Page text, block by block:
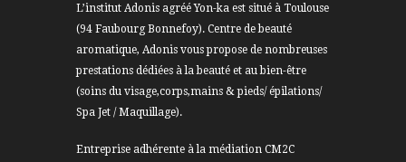
L’institut Adonis agréé Yon-ka est situé à Toulouse
(94 Faubourg Bonnefoy). Centre de beauté
aromatique, Adonis vous propose de nombreuses
prestations dédiées à la beauté et au bien-être
(soins du visage,corps,mains & pieds/ épilations/
Spa Jet / Maquillage).
Entreprise adhérente à la médiation CM2C